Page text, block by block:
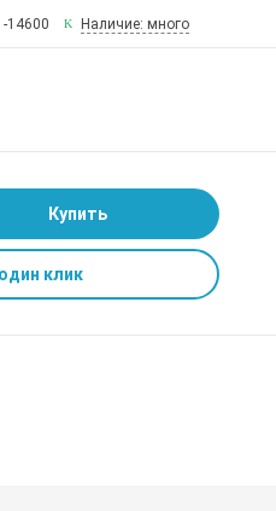
14600 Наличие: много
Купить
клик